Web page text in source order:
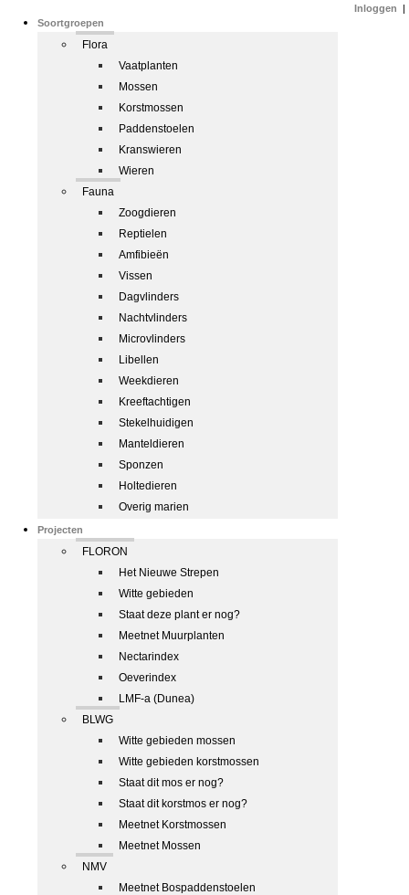
Soortgroepen
Flora
Vaatplanten
Mossen
Korstmossen
Paddenstoelen
Kranswieren
Wieren
Fauna
Zoogdieren
Reptielen
Amfibieën
Vissen
Dagvlinders
Nachtvlinders
Microvlinders
Libellen
Weekdieren
Kreeftachtigen
Stekelhuidigen
Manteldieren
Sponzen
Holtedieren
Overig marien
Projecten
FLORON
Het Nieuwe Strepen
Witte gebieden
Staat deze plant er nog?
Meetnet Muurplanten
Nectarindex
Oeverindex
LMF-a (Dunea)
BLWG
Witte gebieden mossen
Witte gebieden korstmossen
Staat dit mos er nog?
Staat dit korstmos er nog?
Meetnet Korstmossen
Meetnet Mossen
NMV
Meetnet Bospaddenstoelen
Inloggen |